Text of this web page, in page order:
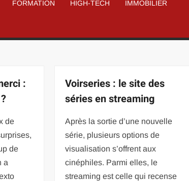
FORMATION HIGH-TECH IMMOBILIER
:
de
de
a
Voirseries : le site des
séries en streaming
Après la sortie d’une nouvelle
série, plusieurs options de
visualisation s’offrent aux
cinéphiles. Parmi elles, le
streaming est celle qui recense